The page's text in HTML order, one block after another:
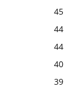
45
44
44
40
39